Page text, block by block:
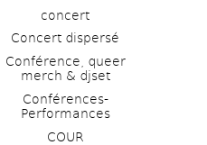
concert
Concert dispersé
Conférence, queer
merch & djset
Conférences-
Performances
COUR